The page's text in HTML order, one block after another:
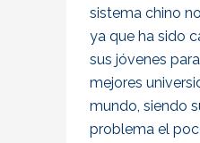
sistema chino
ya que ha sido
sus jóvenes
mejores
mundo, siendo
problema el